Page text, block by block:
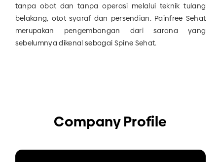
tanpa obat dan tanpa operasi melalui teknik tulang
belakang, otot syaraf dan persendian. Painfree Sehat
merupakan pengembangan dari sarana yang
sebelumnya dikenal sebagai Spine Sehat.
Company Profile